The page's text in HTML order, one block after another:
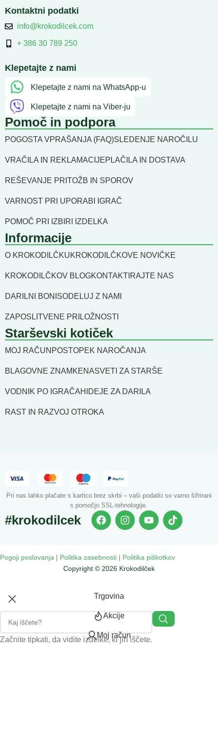
Kontaktni podatki
info@krokodilcek.com
+ 386 30 789 250
Klepetajte z nami
Klepetajte z nami na WhatsApp-u
Klepetajte z nami na Viber-ju
Pomoč in podpora
POGOSTA VPRAŠANJA (FAQ)SLEDENJE NAROČILU
VRAČILA IN REKLAMACIJEPLAČILA IN DOSTAVA
REŠEVANJE PRITOŽB IN SPOROV
VARNOST PRI UPORABI IGRAČ
POMOČ PRI IZBIRI IZDELKA
Informacije
O KROKODILČKUKROKODILČKOVE NOVIČKE
KROKODILČKOV BLOGKONTAKTIRAJTE NAS
DARILNI BONI SODELUJ Z NAMI
ZAPOSLITVENE PRILOŽNOSTI
Starševski kotiček
MOJ RAČUN POSTOPEK NAROČANJA
BLAGOVNE ZNAMKENASVETI ZA STARŠE
VODNIK PO IGRAČAH IDEJE ZA DARILA
RAST IN RAZVOJ OTROKA
Pri nas lahko plačate s kartico brez skrbi – vaši podatki so varno šifrirani
s pomočjo SSL-tehnologije.
#krokodilcek
Copyright © 2026 Krokodilček
Pogoji poslovanja | Politika zasebnosti | Politika piškotkov
Začnite tipkati, da vidite izdelke, ki jih iščete.
Trgovina
Akcije
Moj račun